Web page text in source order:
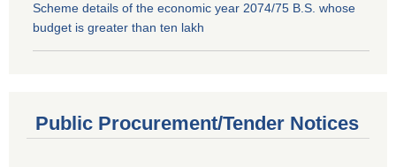
Scheme details of the economic year 2074/75 B.S. whose
budget is greater than ten lakh
Public Procurement/Tender Notices